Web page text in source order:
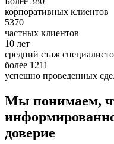
корпоративных клиентов
5370
частных клиентов
10 лет
средний стаж
более 1211
успешно проведенных
Мы понимаем,
доверие